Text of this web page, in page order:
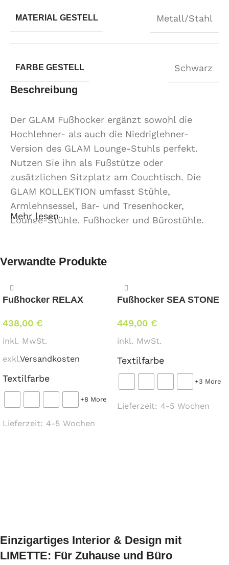
MATERIAL GESTELL Metall/Stahl
FARBE GESTELL Schwarz
Beschreibung
Der GLAM Fußhocker ergänzt sowohl die
Hochlehner- als auch die Niedriglehner-
Version des GLAM Lounge-Stuhls perfekt.
Nutzen Sie ihn als Fußstütze oder
zusätzlichen Sitzplatz am Couchtisch. Die
GLAM KOLLEKTION umfasst Stühle,
Armlehnsessel, Bar- und Tresenhocker,
Lounge-Stühle, Fußhocker und Bürostühle.
Mehr lesen
Verwandte Produkte
Fußhocker RELAX
438,00 €
inkl. MwSt.
exkl.Versandkosten
Textilfarbe
+8 More
Lieferzeit: 4-5 Wochen
Fußhocker SEA STONE
449,00 €
inkl. MwSt.
Textilfarbe
+3 More
Lieferzeit: 4-5 Wochen
Einzigartiges Interior & Design mit
LIMETTE: Für Zuhause und Büro